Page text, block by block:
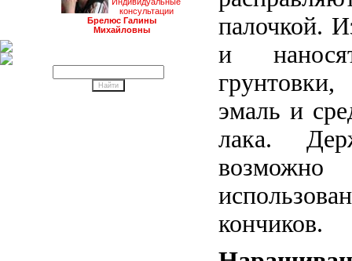
консультации
Брелюс Галины
Михайловны
палочкой.
и
грунтовки,
эмаль и
лака.
кончиков.